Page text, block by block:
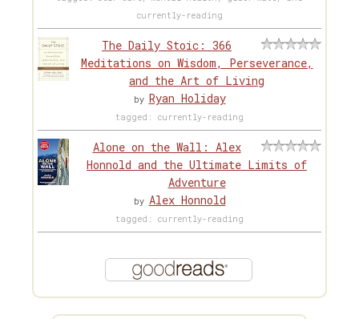
currently-reading
The Daily Stoic: 366
Meditations on Wisdom, Perseverance,
and the Art of Living
by Ryan Holiday
tagged: currently-reading
Alone on the Wall: Alex
Honnold and the Ultimate Limits of
Adventure
by Alex Honnold
tagged: currently-reading